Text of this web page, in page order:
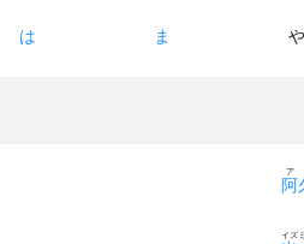
は ま や
阿
ア
イズ